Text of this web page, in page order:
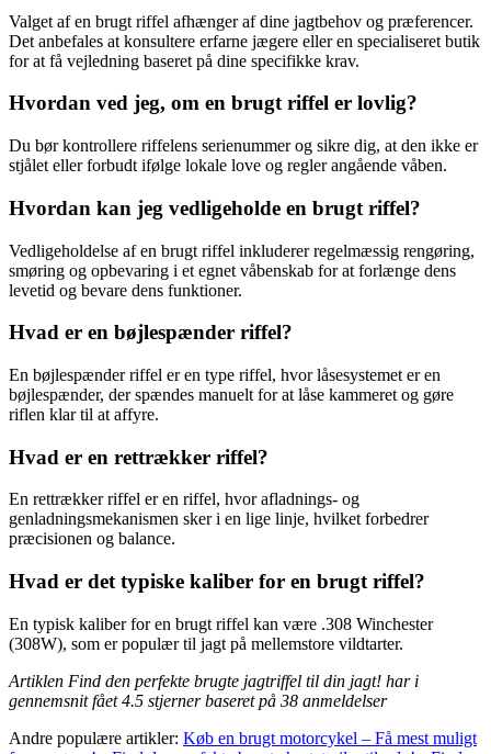
Valget af en brugt riffel afhænger af dine jagtbehov og præferencer.
Det anbefales at konsultere erfarne jægere eller en specialiseret butik
for at få vejledning baseret på dine specifikke krav.
Hvordan ved jeg, om en brugt riffel er lovlig?
Du bør kontrollere riffelens serienummer og sikre dig, at den ikke er
stjålet eller forbudt ifølge lokale love og regler angående våben.
Hvordan kan jeg vedligeholde en brugt riffel?
Vedligeholdelse af en brugt riffel inkluderer regelmæssig rengøring,
smøring og opbevaring i et egnet våbenskab for at forlænge dens
levetid og bevare dens funktioner.
Hvad er en bøjlespænder riffel?
En bøjlespænder riffel er en type riffel, hvor låsesystemet er en
bøjlespænder, der spændes manuelt for at låse kammeret og gøre
riflen klar til at affyre.
Hvad er en rettrækker riffel?
En rettrækker riffel er en riffel, hvor afladnings- og
genladningsmekanismen sker i en lige linje, hvilket forbedrer
præcisionen og balance.
Hvad er det typiske kaliber for en brugt riffel?
En typisk kaliber for en brugt riffel kan være .308 Winchester
(308W), som er populær til jagt på mellemstore vildtarter.
Artiklen Find den perfekte brugte jagtriffel til din jagt! har i
gennemsnit fået4.5 stjerner baseret på 38 anmeldelser
Andre populære artikler: Køb en brugt motorcykel – Få mest muligt